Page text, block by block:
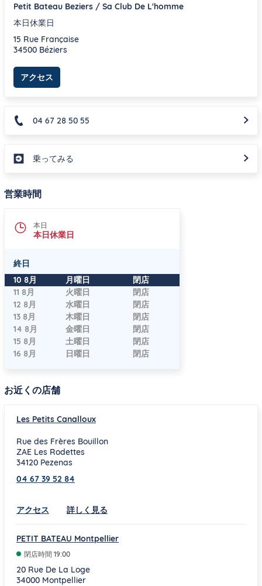
Petit Bateau Beziers / Sa Club De L'homme
本日休業日
15 Rue Française
34500 Béziers
アクセス
04 67 28 50 55
乗ってみる
営業時間
本日
本日休業日
終日
曜日時間
10 8月 月曜日
閉店
11 8月
火曜日
閉店
12 8月
水曜日
閉店
13 8月
木曜日
閉店
14 8月
金曜日
閉店
15 8月
土曜日
閉店
16 8月
日曜日 閉店
お近くの店舗
Les Petits Canalloux
Rue des Frères Bouillon
ZAE Les Rodettes
34120 Pezenas
04 67 39 52 84
アクセス Link Opens in New Tab
詳しく見る
PETIT BATEAU Montpellier
閉店時間 19:00
20 Rue De La Loge
34000 Montpellier